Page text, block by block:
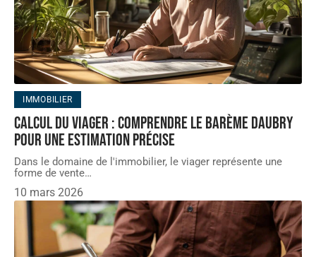
IMMOBILIER
Calcul du viager : comprendre le barème Daubry
pour une estimation précise
Dans le domaine de l'immobilier, le viager représente une
forme de vente…
10 mars 2026